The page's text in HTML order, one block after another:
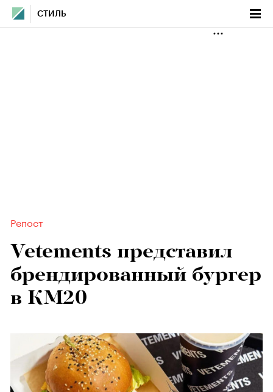
СТИЛЬ
Репост
Vetements представил
брендированный бургер
в КМ20